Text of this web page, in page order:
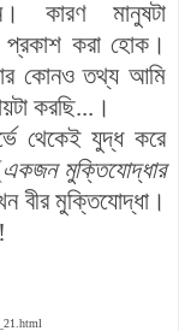
কারণ মানুষটা
প্রকাশ করা হোক।
কোনও তথ্য আমি
করছি...।
থেকেই যুদ্ধ করে
একজন মুক্তিযোদ্ধার
বীর মুক্তিযোদ্ধা।